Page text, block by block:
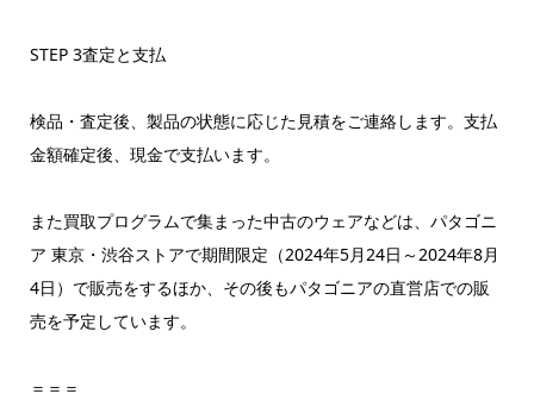
STEP 3査定と支払
検品・査定後、製品の状態に応じた見積をご連絡します。支払
金額確定後、現金で支払います。
また買取プログラムで集まった中古のウェアなどは、パタゴニ
ア 東京・渋谷ストアで期間限定（2024年5月24日～2024年8月
4日）で販売をするほか、その後もパタゴニアの直営店での販
売を予定しています。
＝＝＝